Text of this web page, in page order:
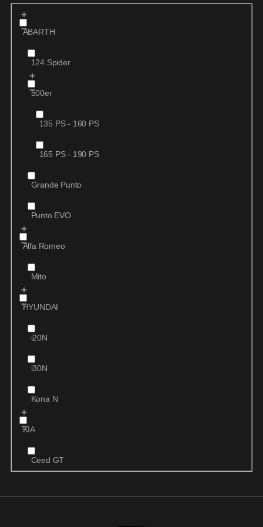
ABARTH
124 Spider
500er
135 PS - 160 PS
165 PS - 190 PS
Grande Punto
Punto EVO
Alfa Romeo
Mito
HYUNDAI
i20N
i30N
Kona N
KIA
Ceed GT